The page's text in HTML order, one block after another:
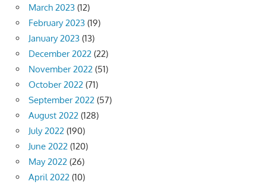
March 2023 (12)
February 2023 (19)
January 2023 (13)
December 2022 (22)
November 2022 (51)
October 2022 (71)
September 2022 (57)
August 2022 (128)
July 2022 (190)
June 2022 (120)
May 2022 (26)
April 2022 (10)